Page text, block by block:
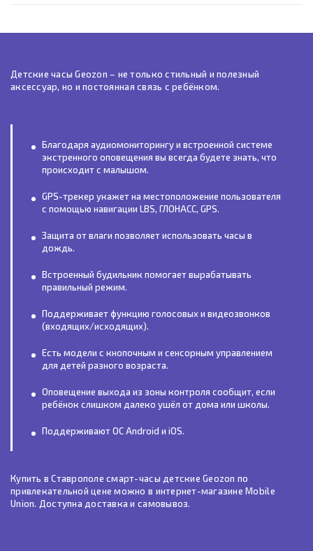
Детские часы Geozon – не только стильный и полезный
аксессуар, но и постоянная связь с ребёнком.
Благодаря аудиомониторингу и встроенной системе
экстренного оповещения вы всегда будете знать, что
происходит с малышом.
GPS-трекер укажет на местоположение пользователя
с помощью навигации LBS, ГЛОНАСС, GPS.
Защита от влаги позволяет использовать часы в
дождь.
Встроенный будильник помогает вырабатывать
правильный режим.
Поддерживает функцию голосовых и видеозвонков
(входящих/исходящих).
Есть модели с кнопочным и сенсорным управлением
для детей разного возраста.
Оповещение выхода из зоны контроля сообщит, если
ребёнок слишком далеко ушёл от дома или школы.
Поддерживают ОС Android и iOS.
Купить в Ставрополе смарт-часы детские Geozon по
привлекательной цене можно в интернет-магазине Mobile
Union. Доступна доставка и самовывоз.